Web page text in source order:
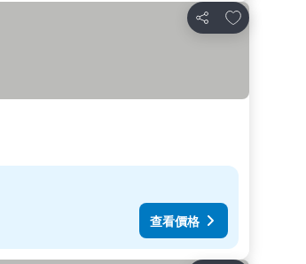
分享
放到收藏夾
查看價格